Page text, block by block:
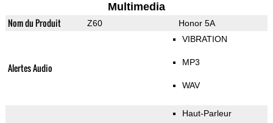
Multimedia
Nom du Produit Z60 Honor 5A
Alertes Audio
VIBRATION
MP3
WAV
Haut-Parleur